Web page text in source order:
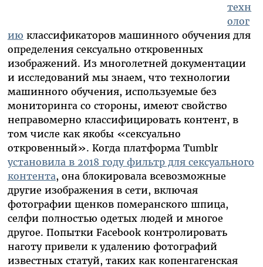
техн
олог
ию классификаторов машинного обучения для
определения сексуально откровенных
изображений. Из многолетней документации
и исследований мы знаем, что технологии
машинного обучения, используемые без
мониторинга со стороны, имеют свойство
неправомерно классифицировать контент, в
том числе как якобы «сексуально
откровенный». Когда платформа Tumblr
установила в 2018 году фильтр для сексуального
контента, она блокировала всевозможные
другие изображения в сети, включая
фотографии щенков померанского шпица,
селфи полностью одетых людей и многое
другое. Попытки Facebook контролировать
наготу привели к удалению фотографий
известных статуй, таких как копенгагенская